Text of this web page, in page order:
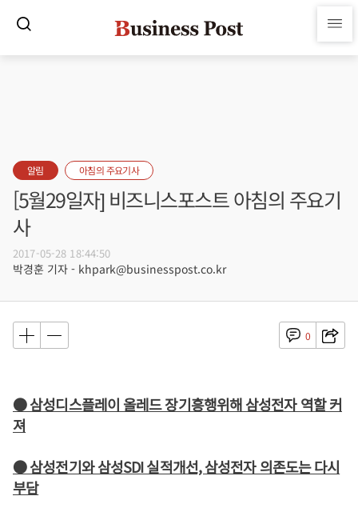
알림 아침의 주요기사
[5월29일자] 비즈니스포스트 아침의 주요기
사
2017-05-28 18:44:50
박경훈 기자 - khpark@businesspost.co.kr
0
● 삼성디스플레이 올레드 장기흥행위해 삼성전자 역할 커
져
● 삼성전기와 삼성SDI 실적개선, 삼성전자 의존도는 다시
부담